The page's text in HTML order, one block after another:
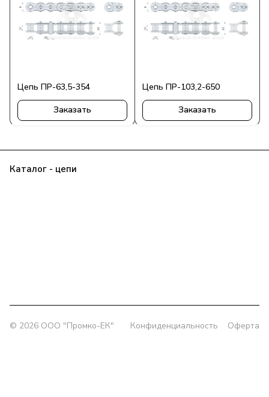
Цепь ПР-63,5-354
Заказать
Цепь ПР-103,2-650
Заказать
Каталог - цепи
© 2026 OOO "Промко-ЕК" Конфиденциальность Оферта